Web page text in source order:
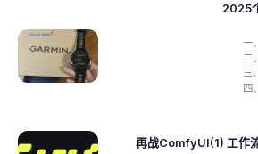
2025
再战ComfyUI(1) 工作